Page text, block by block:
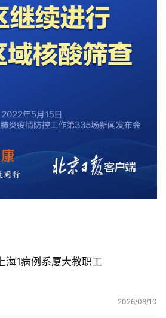
上海1病例系厦大教职工
2026/08/10